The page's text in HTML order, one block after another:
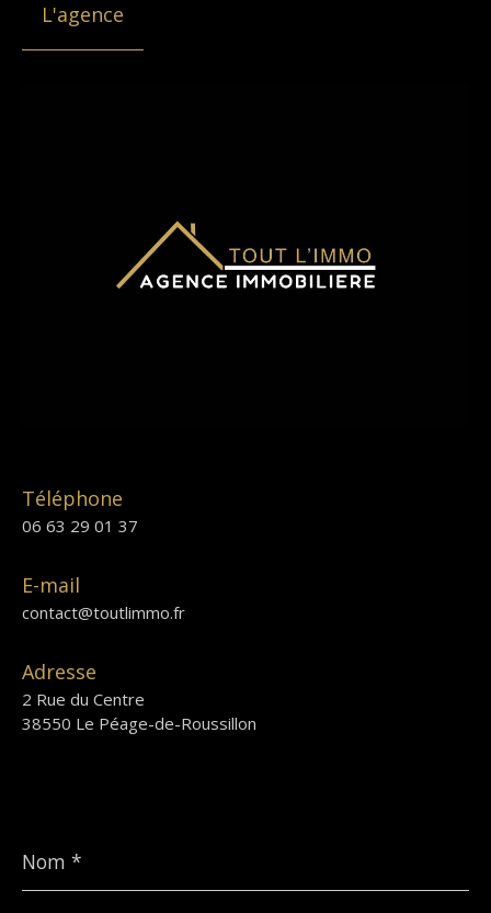
L'agence
Téléphone
06 63 29 01 37
E-mail
contact@toutlimmo.fr
Adresse
2 Rue du Centre
38550 Le Péage-de-Roussillon
*